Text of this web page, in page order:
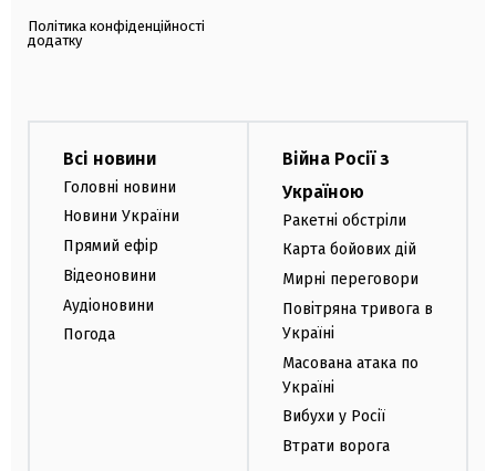
Політика конфіденційності
додатку
Всі новини
Головні новини
Новини України
Прямий ефір
Відеоновини
Аудіоновини
Погода
Війна Росії з
Україною
Ракетні обстріли
Карта бойових дій
Мирні переговори
Повітряна тривога в
Україні
Масована атака по
Україні
Вибухи у Росії
Втрати ворога